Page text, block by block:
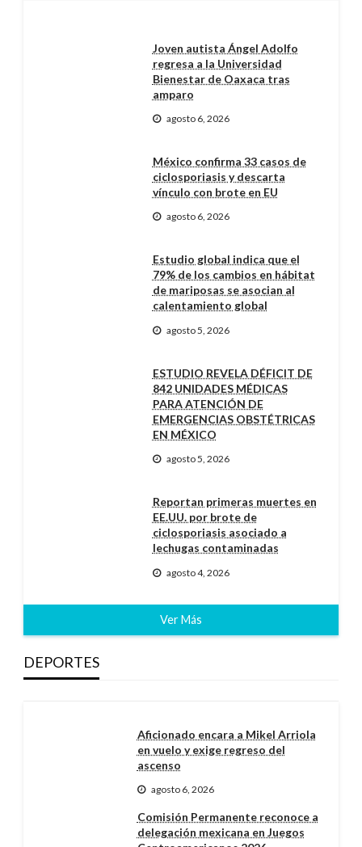
Joven autista Ángel Adolfo
regresa a la Universidad
Bienestar de Oaxaca tras
amparo
agosto 6, 2026
México confirma 33 casos de
ciclosporiasis y descarta
vínculo con brote en EU
agosto 6, 2026
Estudio global indica que el
79% de los cambios en hábitat
de mariposas se asocian al
calentamiento global
agosto 5, 2026
ESTUDIO REVELA DÉFICIT DE
842 UNIDADES MÉDICAS
PARA ATENCIÓN DE
EMERGENCIAS OBSTÉTRICAS
EN MÉXICO
agosto 5, 2026
Reportan primeras muertes en
EE.UU. por brote de
ciclosporiasis asociado a
lechugas contaminadas
agosto 4, 2026
Ver Más
DEPORTES
Aficionado encara a Mikel Arriola
en vuelo y exige regreso del
ascenso
agosto 6, 2026
Comisión Permanente reconoce a
delegación mexicana en Juegos